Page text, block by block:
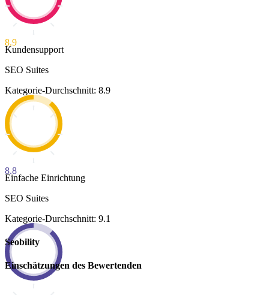
8.9
Kundensupport
SEO Suites
Kategorie-Durchschnitt: 8.9
8.8
Einfache Einrichtung
SEO Suites
Kategorie-Durchschnitt: 9.1
Seobility
Einschätzungen des Bewertenden